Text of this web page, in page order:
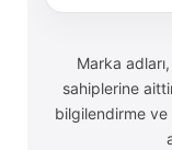
Marka
sahiplerine
bilgilendirme ve